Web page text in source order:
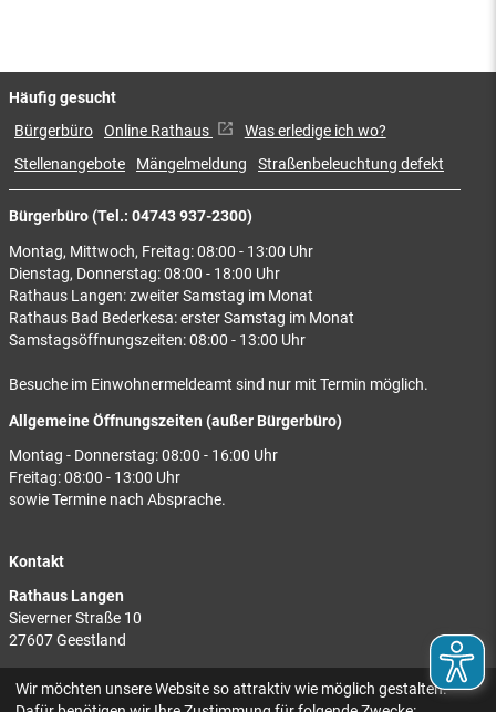
Bürgerbüro (Tel.: 04743 937-2300)
Montag, Mittwoch, Freitag: 08:00 - 13:00 Uhr
Dienstag, Donnerstag: 08:00 - 18:00 Uhr
Rathaus Langen: zweiter Samstag im Monat
Rathaus Bad Bederkesa: erster Samstag im Monat
Samstagsöffnungszeiten: 08:00 - 13:00 Uhr
Besuche im Einwohnermeldeamt sind nur mit Termin möglich.
Allgemeine Öffnungszeiten (außer Bürgerbüro)
Montag - Donnerstag: 08:00 - 16:00 Uhr
Freitag: 08:00 - 13:00 Uhr
sowie Termine nach Absprache.
Kontakt
Rathaus Langen
Sieverner Straße 10
27607 Geestland
Rathaus Bad Bederkesa
Am Markt 8
Häufig gesucht
Bürgerbüro Online Rathaus
Was erledige ich wo?
Stellenangebote
Mängelmeldung Straßenbeleuchtung defekt
Wir möchten unsere Website so attraktiv wie möglich gestalten.